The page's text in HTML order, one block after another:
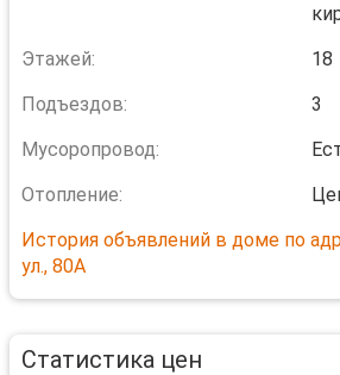
Этажей:
18
Подъездов:
3
Мусоропровод:
Отопление:
История объявлений в доме по
ул., 80А
Статистика цен